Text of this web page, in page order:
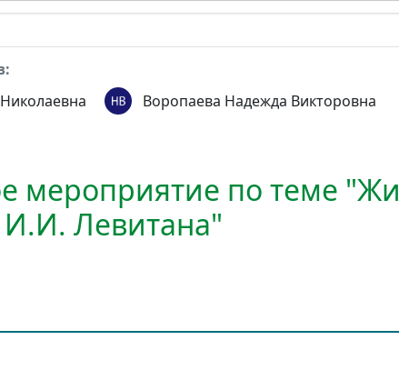
Воропаева Надежда Викторовна
мероприятие по теме
И.И. Левитана"